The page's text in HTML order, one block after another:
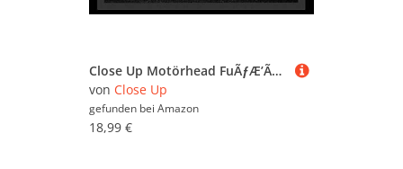
Close Up Motörhead FuÃƒÆ’Ã†Ã‰Ãƒ¹Ãƒ¼ÃƒÆ’¹ÃƒÆ’¼ÃƒÆ’Ã†Ã‰¹ÃƒÆ’Ã†Ã‰¼þmatte mit Logo (40x 60cm)
von Close Up
gefunden bei Amazon
18,99 €